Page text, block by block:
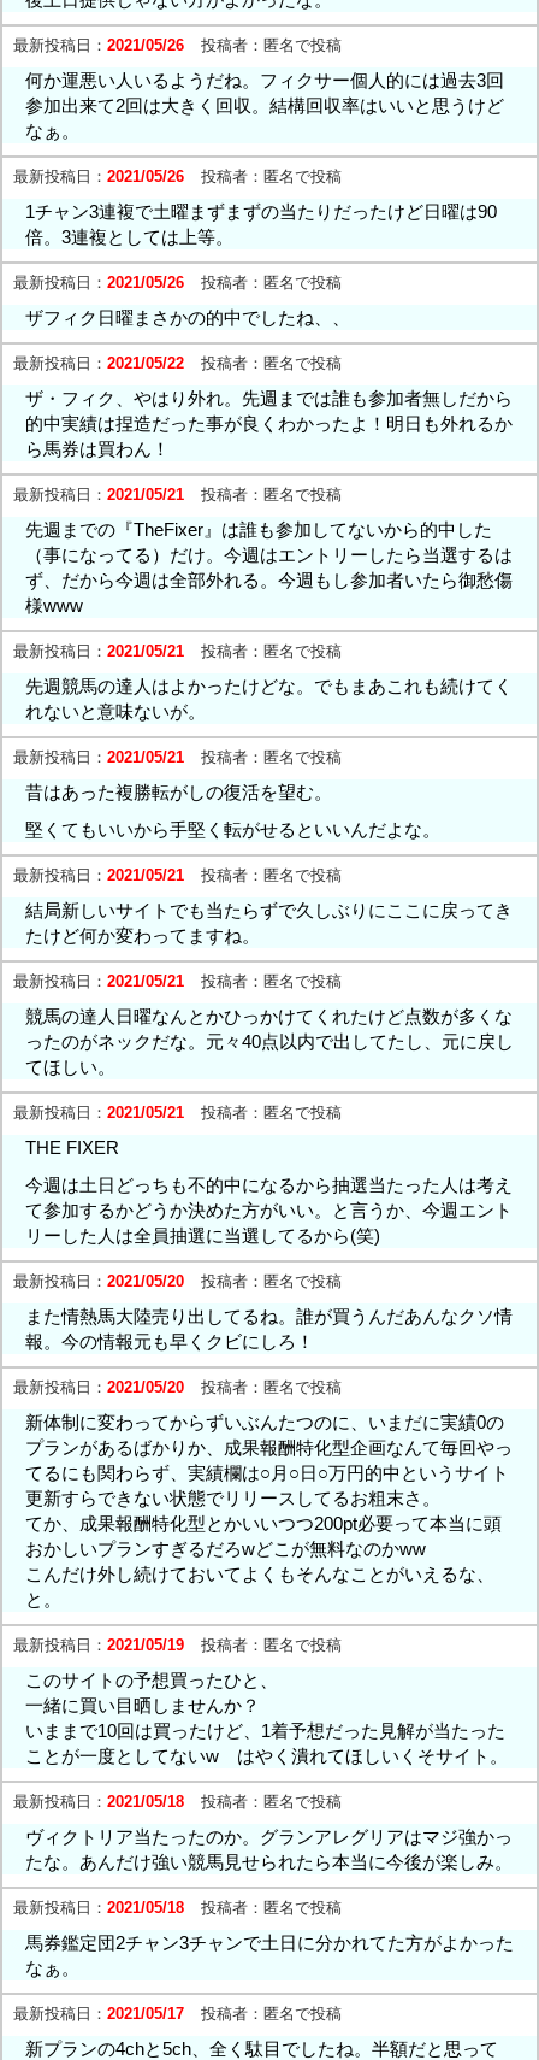
最新投稿日： 2021/05/26 投稿者： 匿名で投稿
何か運悪い人いるようだね。フィクサー個人的には過去3回
参加出来て2回は大きく回収。結構回収率はいいと思うけど
なぁ。
最新投稿日： 2021/05/26 投稿者： 匿名で投稿
1チャン3連複で土曜まずまずの当たりだったけど日曜は90
倍。3連複としては上等。
最新投稿日： 2021/05/26 投稿者： 匿名で投稿
ザフィク日曜まさかの的中でしたね、、
最新投稿日： 2021/05/22 投稿者： 匿名で投稿
ザ・フィク、やはり外れ。先週までは誰も参加者無しだから
的中実績は捏造だった事が良くわかったよ！明日も外れるか
ら馬券は買わん！
最新投稿日： 2021/05/21 投稿者： 匿名で投稿
先週までの『TheFixer』は誰も参加してないから的中した
（事になってる）だけ。今週はエントリーしたら当選するは
ず、だから今週は全部外れる。今週もし参加者いたら御愁傷
様www
最新投稿日： 2021/05/21 投稿者： 匿名で投稿
先週競馬の達人はよかったけどな。でもまあこれも続けてく
れないと意味ないが。
最新投稿日： 2021/05/21 投稿者： 匿名で投稿
昔はあった複勝転がしの復活を望む。
堅くてもいいから手堅く転がせるといいんだよな。
最新投稿日： 2021/05/21 投稿者： 匿名で投稿
結局新しいサイトでも当たらずで久しぶりにここに戻ってき
たけど何か変わってますね。
最新投稿日： 2021/05/21 投稿者： 匿名で投稿
競馬の達人日曜なんとかひっかけてくれたけど点数が多くな
ったのがネックだな。元々40点以内で出してたし、元に戻し
てほしい。
最新投稿日： 2021/05/21 投稿者： 匿名で投稿
THE FIXER
今週は土日どっちも不的中になるから抽選当たった人は考え
て参加するかどうか決めた方がいい。と言うか、今週エント
リーした人は全員抽選に当選してるから(笑)
最新投稿日： 2021/05/20 投稿者： 匿名で投稿
また情熱馬大陸売り出してるね。誰が買うんだあんなクソ情
報。今の情報元も早くクビにしろ！
最新投稿日： 2021/05/20 投稿者： 匿名で投稿
新体制に変わってからずいぶんたつのに、いまだに実績0の
プランがあるばかりか、成果報酬特化型企画なんて毎回やっ
てるにも関わらず、実績欄は○月○日○万円的中というサイト
更新すらできない状態でリリースしてるお粗末さ。
てか、成果報酬特化型とかいいつつ200pt必要って本当に頭
おかしいプランすぎるだろwどこが無料なのかww
こんだけ外し続けておいてよくもそんなことがいえるな、
と。
最新投稿日： 2021/05/19 投稿者： 匿名で投稿
このサイトの予想買ったひと、
一緒に買い目晒しませんか？
いままで10回は買ったけど、1着予想だった見解が当たった
ことが一度としてないw はやく潰れてほしいくそサイト。
最新投稿日： 2021/05/18 投稿者： 匿名で投稿
ヴィクトリア当たったのか。グランアレグリアはマジ強かっ
たな。あんだけ強い競馬見せられたら本当に今後が楽しみ。
最新投稿日： 2021/05/18 投稿者： 匿名で投稿
馬券鑑定団2チャン3チャンで土日に分かれてた方がよかった
なぁ。
最新投稿日： 2021/05/17 投稿者： 匿名で投稿
新プランの4chと5ch、全く駄目でしたね。半額だと思って